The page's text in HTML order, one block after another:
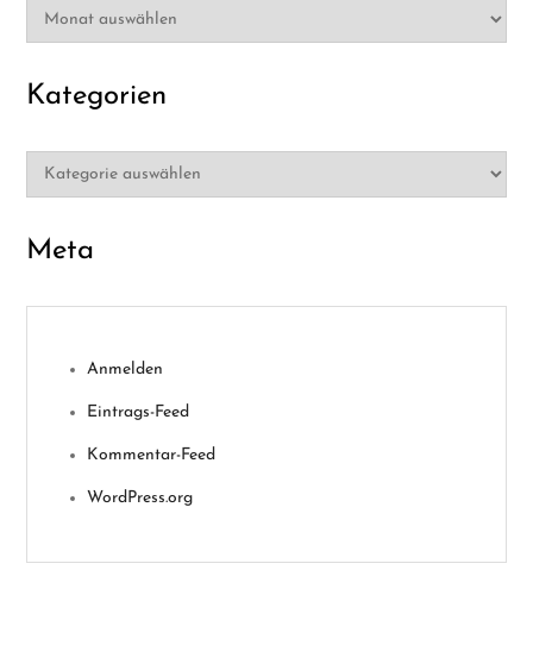
Archiv
Kategorien
Kategorien
Meta
Anmelden
Eintrags-Feed
Kommentar-Feed
WordPress.org